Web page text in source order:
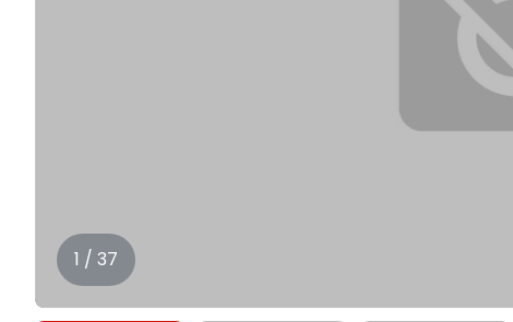
1 / 37